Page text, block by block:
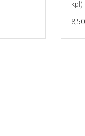
kpl)
8,50